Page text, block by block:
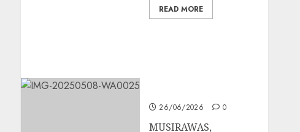
READ MORE
26/06/2026 0
MUSIRAWAS,